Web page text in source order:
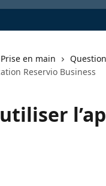
Prise en main
Reservio Business